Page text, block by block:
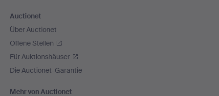
Auctionet
Über Auctionet
Offene Stellen
Für Auktionshäuser
Die Auctionet-Garantie
Mehr von Auctionet